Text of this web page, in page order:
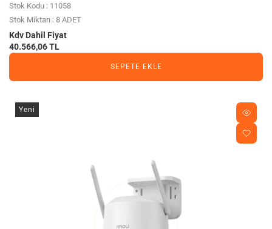
Stok Kodu : 11058
Stok Miktarı : 8 ADET
Kdv Dahil Fiyat
40.566,06 TL
SEPETE EKLE
Yeni